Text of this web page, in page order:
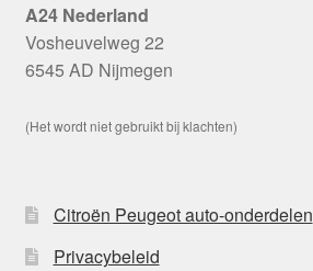
A24 Nederland
Vosheuvelweg 22
6545 AD Nijmegen
(Het wordt niet gebruikt bij klachten)
Citroën Peugeot auto-onderdelen
Privacybeleid